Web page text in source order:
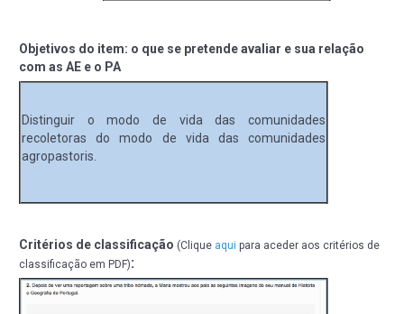
Objetivos do item: o que se pretende avaliar e sua relação
com as AE e o PA
Distinguir o modo de vida das comunidades
recoletoras do modo de vida das comunidades
agropastoris.
Critérios de classificação (Clique aqui para aceder aos critérios de
classificação em PDF):